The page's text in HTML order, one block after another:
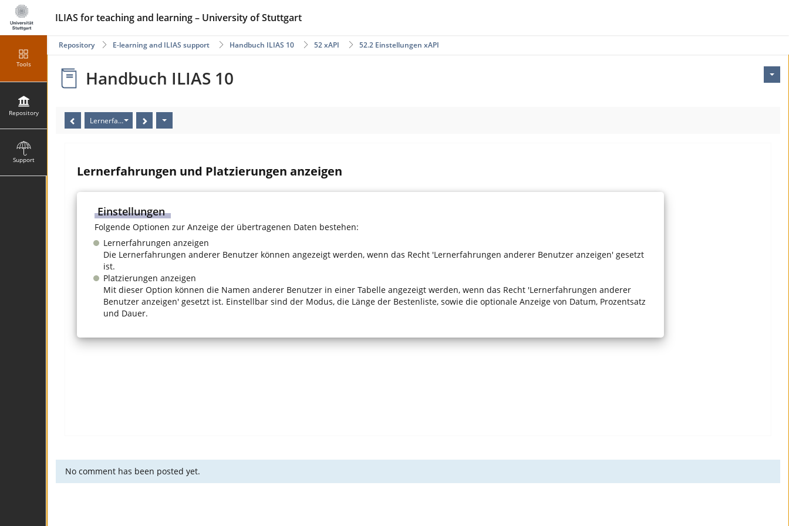
ILIAS for teaching and learning – University of Stuttgart
Tools
Repository
Support
52.2 Einstellungen xAPI
52 xAPI
Handbuch ILIAS 10
E-learning and ILIAS support
Repository
Handbuch ILIAS 10
Lernerfahrungen und Platzierungen anzeigen
Lernerfahrungen und Platzierungen anzeigen
Einstellungen
Folgende Optionen zur Anzeige der übertragenen Daten bestehen:
Lernerfahrungen anzeigen
Die Lernerfahrungen anderer Benutzer können angezeigt werden, wenn das Recht 'Lernerfahrungen anderer Benutzer anzeigen' gesetzt
ist.
Platzierungen anzeigen
Mit dieser Option können die Namen anderer Benutzer in einer Tabelle angezeigt werden, wenn das Recht 'Lernerfahrungen anderer
Benutzer anzeigen' gesetzt ist. Einstellbar sind der Modus, die Länge der Bestenliste, sowie die optionale Anzeige von Datum, Prozentsatz
und Dauer.
No comment has been posted yet.